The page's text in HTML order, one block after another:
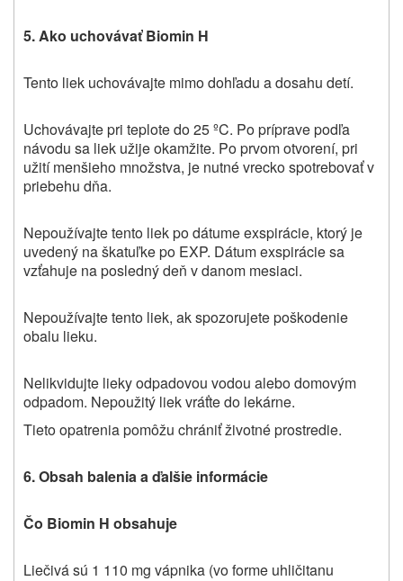
5. Ako uchovávať Biomin H
Tento liek uchovávajte mimo dohľadu a dosahu detí.
Uchovávajte pri teplote do 25 ºC. Po príprave podľa
návodu sa liek užije okamžite. Po prvom otvorení, pri
užití menšieho množstva, je nutné vrecko spotrebovať v
priebehu dňa.
Nepoužívajtetento liekpo dátume exspirácie, ktorý je
uvedený na škatuľke po EXP. Dátum exspirácie sa
vzťahuje na posledný deň v danom mesiaci.
Nepoužívajte tento liek, ak spozorujete poškodenie
obalu lieku.
Nelikvidujte lieky odpadovou vodou alebo domovým
odpadom. Nepoužitý liek vráťte do lekárne.
Tieto opatrenia pomôžu chrániť životné prostredie.
6. Obsah balenia a ďalšie informácie
Čo Biomin H obsahuje
Liečivá sú 1 110 mg vápnika (vo forme uhličitanu